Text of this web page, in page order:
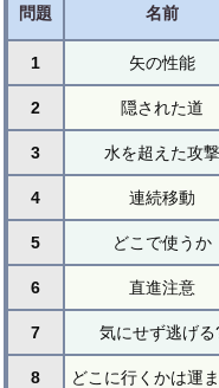
問題 名前
1 矢の性能
2 隠された道
3 水を超えた攻撃
4 連続移動
5 どこで使うか
6 直進注意
7 気にせず逃げる
8 どこに行くかは運